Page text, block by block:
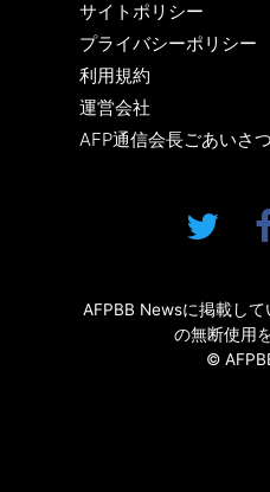
サイトポリシー
プライバシーポリシー
利用規約
運営会社
AFP通信会長ごあいさつ
AFPBB Newsに掲載し
の無断使用
©